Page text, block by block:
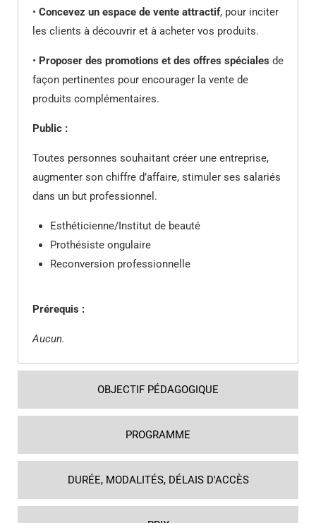
OBJECTIF PÉDAGOGIQUE
PROGRAMME
DURÉE, MODALITÉS, DÉLAIS D'ACCÈS
• Concevez un espace de vente attractif, pour inciter
les clients à découvrir et à acheter vos produits.
• Proposer des promotions et des offres spéciales de
façon pertinentes pour encourager la vente de
produits complémentaires.
Public :
Toutes personnes souhaitant créer une entreprise,
augmenter son chiffre d’affaire, stimuler ses salariés
dans un but professionnel.
Esthéticienne/Institut de beauté
Prothésiste ongulaire
Reconversion professionnelle
Prérequis :
Aucun.